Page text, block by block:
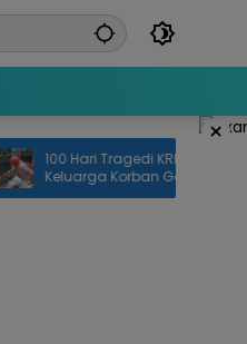
×
100 Hari Tragedi KRL Bekasi Timur,
Keluarga Korban Gelar Doa Bersama
dan Tabur Bunga